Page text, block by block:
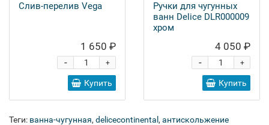
Слив-перелив Vega
1 650 ₽
+
-
Купить
Ручки для чугунных
ванн Delice DLR000009
хром
4 050 ₽
+
-
Купить
Теги: ванна-чугунная, delicecontinental , антискольжение